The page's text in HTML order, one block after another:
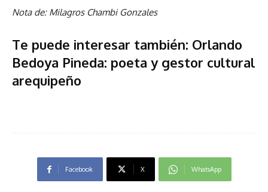
Nota de: Milagros Chambi Gonzales
Te puede interesar también: Orlando
Bedoya Pineda: poeta y gestor cultural
arequipeño
Facebook X WhatsApp